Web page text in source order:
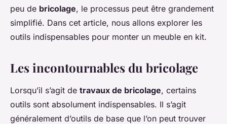
peu de bricolage, le processus peut être grandement
simplifié. Dans cet article, nous allons explorer les
outils indispensables pour monter un meuble en kit.
Les incontournables du bricolage
Lorsqu’il s’agit de travaux de bricolage, certains
outils sont absolument indispensables. Il s’agit
généralement d’outils de base que l’on peut trouver